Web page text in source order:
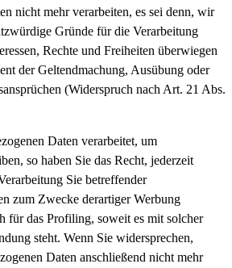
nicht mehr verarbeiten, es sei denn, wir
Gründe für die Verarbeitung
Rechte und Freiheiten überwiegen
der Geltendmachung, Ausübung oder
(Widerspruch nach Art. 21 Abs.
Daten verarbeitet, um
so haben Sie das Recht, jederzeit
Sie betreffender
zum Zwecke derartiger Werbung
für das Profiling, soweit es mit solcher
steht. Wenn Sie widersprechen,
Daten anschließend nicht mehr